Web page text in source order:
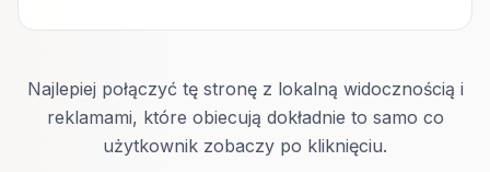
Najlepiej połączyć tę stronę z lokalną widocznością i
reklamami, które obiecują dokładnie to samo co
użytkownik zobaczy po kliknięciu.